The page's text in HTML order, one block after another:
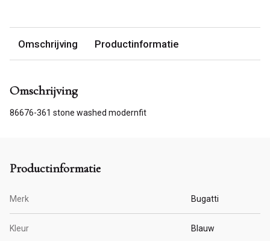
Omschrijving Productinformatie
Omschrijving
86676-361 stone washed modernfit
Productinformatie
Merk Bugatti
Kleur Blauw